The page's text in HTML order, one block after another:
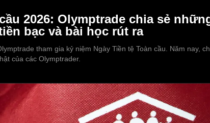
2026: Olymptrade chia sẻ
bạc và bài học rút ra
tham gia kỷ niệm Ngày Tiền tệ Toàn cầu. Năm nay,
của các Olymptrader.